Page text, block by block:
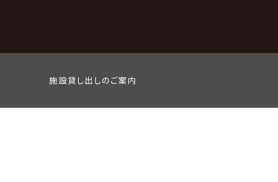
施設貸し出しのご案内